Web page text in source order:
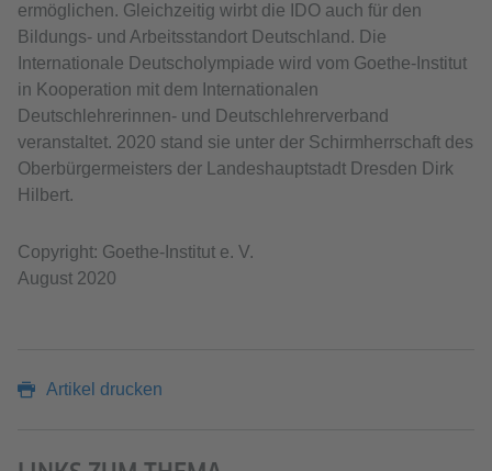
ermöglichen. Gleichzeitig wirbt die IDO auch für den
Bildungs- und Arbeitsstandort Deutschland. Die
Internationale Deutscholympiade wird vom Goethe-Institut
in Kooperation mit dem Internationalen
Deutschlehrerinnen- und Deutschlehrerverband
veranstaltet. 2020 stand sie unter der Schirmherrschaft des
Oberbürgermeisters der Landeshauptstadt Dresden Dirk
Hilbert.
Copyright: Goethe-Institut e. V.
August 2020
Artikel drucken